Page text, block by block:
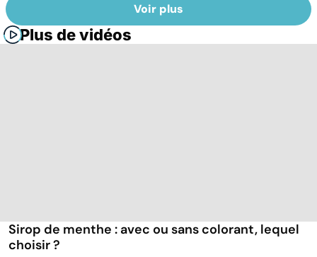
Voir plus
Plus de vidéos
Sirop de menthe : avec ou sans colorant, lequel
choisir ?